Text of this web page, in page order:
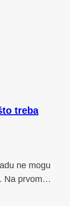
treba
ne mogu
Na prvom…